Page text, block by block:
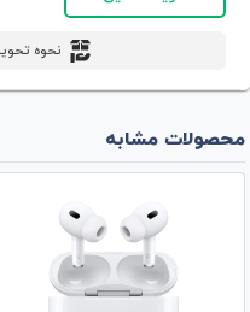
نحوه
محصولات مشابه